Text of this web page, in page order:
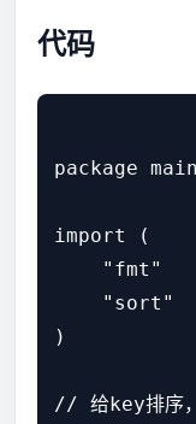
代码
package main
import (
    "fmt"
    "sort"
)
// 给key排序